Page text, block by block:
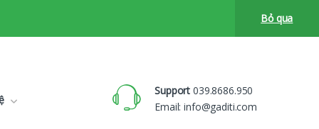
Bỏ qua
Support 039.8686.950
Email:info@gaditi.com